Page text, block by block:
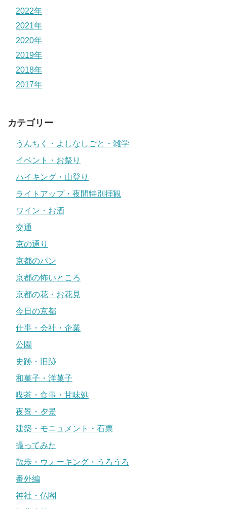
2022年
2021年
2020年
2019年
2018年
2017年
カテゴリー
うんちく・よしなしごと・雑学
イベント・お祭り
ハイキング・山登り
ライトアップ・夜間特別拝観
ワイン・お酒
交通
京の通り
京都のパン
京都の怖いところ
京都の花・お花見
今日の京都
仕事・会社・企業
公園
史跡・旧跡
和菓子・洋菓子
喫茶・食事・甘味処
夜景・夕景
建築・モニュメント・石票
撮ってみた
散歩・ウォーキング・うろうろ
番外編
神社・仏閣